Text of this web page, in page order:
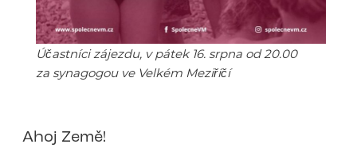
Účastníci zájezdu, v pátek 16. srpna od 20.00
za synagogou ve Velkém Meziříčí
Ahoj Země!